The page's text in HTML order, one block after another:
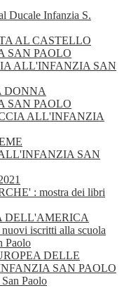
Ducale Infanzia S.
AL CASTELLO
SAN PAOLO
ALL'INFANZIA SAN
DONNA
SAN PAOLO
ALL'INFANZIA
SAN
: mostra dei libri
DELL'AMERICA
iscritti alla scuola
Paolo
DELLE
SAN PAOLO
Paolo